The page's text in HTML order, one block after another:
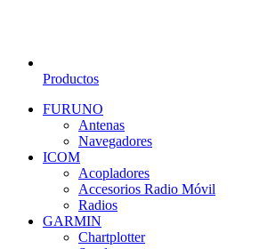
Productos
FURUNO
Antenas
Navegadores
ICOM
Acopladores
Accesorios Radio Móvil
Radios
GARMIN
Chartplotter